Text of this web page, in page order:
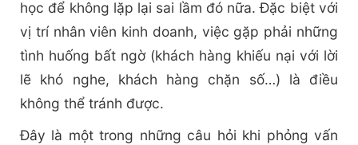
học để không lặp lại sai lầm đó nữa. Đặc biệt với
vị trí nhân viên kinh doanh, việc gặp phải những
tình huống bất ngờ (khách hàng khiếu nại với lời
lẽ khó nghe, khách hàng chặn số…) là điều
không thể tránh được.
Đây là một trong những câu hỏi khi phỏng vấn